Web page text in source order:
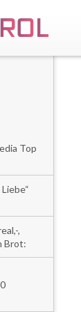
Top
,
Brot: